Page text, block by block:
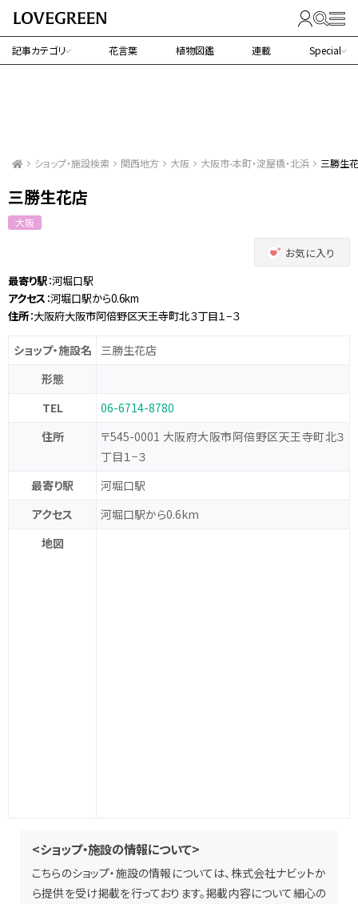
記事カテゴリ 花言葉 植物図鑑 連載 Special
ショップ・施設検索 関西地方 大阪 大阪市-本町・淀屋橋・北浜 三勝生
三勝生花店
大阪
お気に入り
最寄り駅：河堀口駅
アクセス ：河堀口駅から0.6km
住所：大阪府大阪市阿倍野区天王寺町北３丁目１−３
ショップ・施設名
三勝生花店
形態
TEL
06-6714-8780
住所
〒545-0001 大阪府大阪市阿倍野区天王寺町北３
丁目１−３
最寄り駅
河堀口駅
アクセス
河堀口駅から0.6km
地図
<ショップ・施設の情報について>
こちらのショップ・施設の情報については、株式会社ナビットか
ら提供を受け掲載を行っております。掲載内容について細心の